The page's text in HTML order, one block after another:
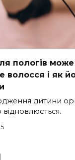
пологів може
волосся і як
дитини